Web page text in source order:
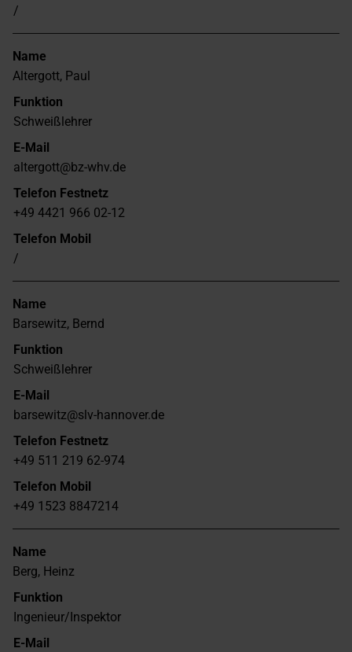
/
Name
Altergott, Paul
Funktion
Schweißlehrer
E-Mail
altergott@bz-whv.de
Telefon Festnetz
+49 4421 966 02-12
Telefon Mobil
/
Name
Barsewitz, Bernd
Funktion
Schweißlehrer
E-Mail
barsewitz@slv-hannover.de
Telefon Festnetz
+49 511 219 62-974
Telefon Mobil
+49 1523 8847214
Name
Berg, Heinz
Funktion
Ingenieur/Inspektor
E-Mail